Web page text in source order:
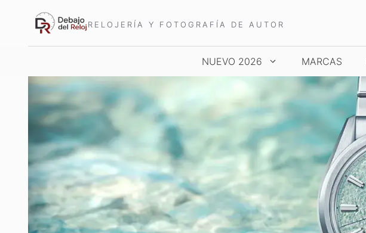
RELOJERÍA Y FOTOGRAFÍA DE AUTOR
NUEVO 2026
NOVEDADES WATCHES AND WONDERS
MARCAS